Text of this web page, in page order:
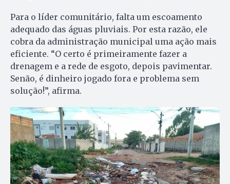
Para o líder comunitário, falta um escoamento
adequado das águas pluviais. Por esta razão, ele
cobra da administração municipal uma ação mais
eficiente. “O certo é primeiramente fazer a
drenagem e a rede de esgoto, depois pavimentar.
Senão, é dinheiro jogado fora e problema sem
solução!”, afirma.